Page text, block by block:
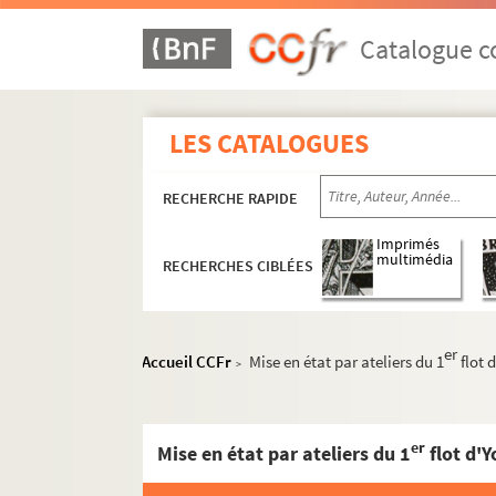
Catalogue
LES CATALOGUES
RECHERCHE RAPIDE
RECHERCHES CIBLÉES
Imprimés
multimédia
Accueil CCFr > Mise en état par ateliers du 1erflot
Mise en état par ateliers du 1er flot
Ms 1. Boîte 1 : Exercices de 1605 à 1769
Ms 2. Boîte 2 : Exercices de 1769 à 1773
Ms 3. Boîte 3 : Exercices de 1773 à 1776
Ms 4. Boîte 4 : Exercices de 1776 à 1780
Ms 5. Boîte 5 : Exercices de 1780 à 1783
Ms 8. Boîte 8 : Exercices de 1792 à 1799
Ms 9. Boîte 9 : Exercices de 1799 à 1801